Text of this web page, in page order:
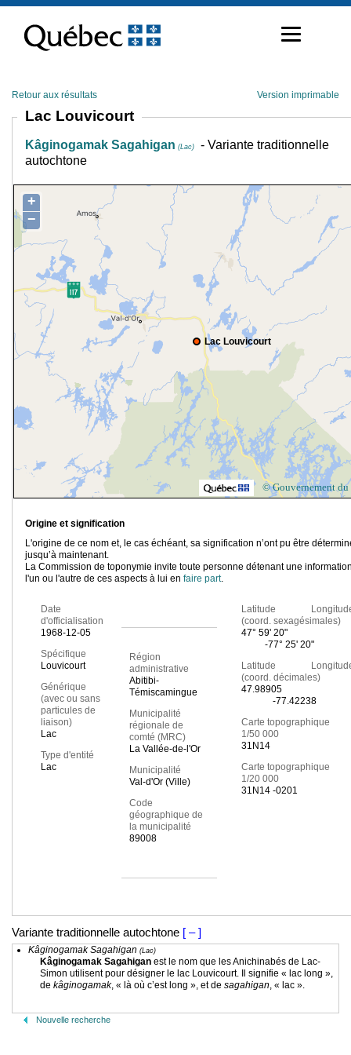
contenu
Retour aux résultats Version imprimable
Lac Louvicourt
Kâginogamak Sagahigan (Lac)
- Variante traditionnelle
autochtone
Lac Louvicourt
+
−
© Gouvernement du
Origine et signification
L'origine de ce nom et, le cas échéant, sa signification n’ont pu être
jusqu’à maintenant.
La Commission de toponymie invite toute personne détenant une
l'un ou l'autre de ces aspects à lui en faire part.
Date
d'officialisation
1968-12-05
Spécifique
Louvicourt
Générique
(avec ou sans
particules de
liaison)
Lac
Type d'entité
Lac
Région
administrative
Abitibi-
Témiscamingue
Municipalité
régionale de
comté (MRC)
La Vallée-de-l'Or
Municipalité
Val-d'Or (Ville)
Code
géographique de
la municipalité
89008
Latitude
(coord. sexagésimales)
47° 59' 20"
-77° 25' 20"
Latitude
(coord. décimales)
47.98905
-77.42238
Carte topographique
1/50 000
31N14
Carte topographique
1/20 000
31N14 -0201
Variante traditionnelle autochtone [ – ]
Kâginogamak Sagahigan (Lac)
Kâginogamak Sagahigan est le nom que les Anichinabés de Lac-
Simon utilisent pour désigner le lac Louvicourt. Il signifie « lac long »,
de kâginogamak, « là où c’est long », et de sagahigan, « lac ».
Nouvelle recherche